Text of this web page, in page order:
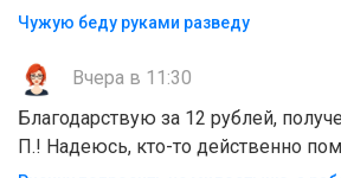
Чужую беду руками разведу
Вчера в 11:30
Благодарствую за 12 рублей,
П.! Надеюсь, кто-то действенно